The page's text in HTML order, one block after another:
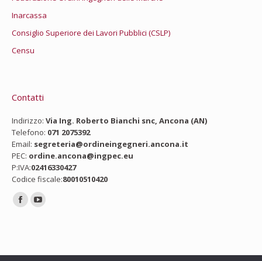
Inarcassa
Consiglio Superiore dei Lavori Pubblici (CSLP)
Censu
Contatti
Indirizzo: Via Ing. Roberto Bianchi snc, Ancona (AN)
Telefono: 071 2075392
Email: segreteria@ordineingegneri.ancona.it
PEC: ordine.ancona@ingpec.eu
P:IVA:02416330427
Codice fiscale:80010510420
Ci puoi trovare su:
FacebookYouTube